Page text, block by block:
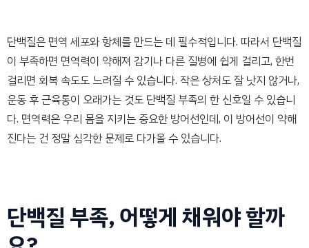
단백질은 면역 세포와 항체를 만드는 데 필수적입니다. 따라서 단백질
이 부족하면 면역력이 약해져 감기나 다른 질병에 쉽게 걸리고, 한번
걸리면 회복 속도도 느려질 수 있습니다. 작은 상처도 잘 낫지 않거나,
운동 후 근육통이 오래가는 것도 단백질 부족의 한 신호일 수 있습니
다. 면역력은 우리 몸을 지키는 중요한 방어선인데, 이 방어선이 약해
진다는 건 정말 심각한 문제로 다가올 수 있습니다.
단백질 부족, 어떻게 채워야 할까